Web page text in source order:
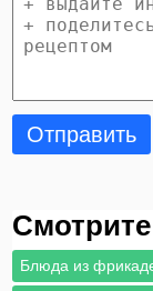
Отправить
Блюда из